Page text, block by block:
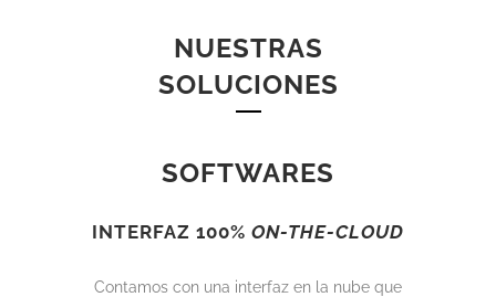
NUESTRAS
SOLUCIONES
SOFTWARES
INTERFAZ 100% ON-THE-CLOUD
Contamos con una interfaz en la nube que